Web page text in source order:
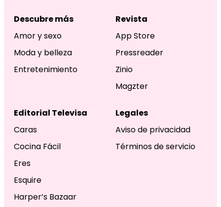
Descubre más
Amor y sexo
Moda y belleza
Entretenimiento
Revista
App Store
Pressreader
Zinio
Magzter
Editorial Televisa
Caras
Cocina Fácil
Eres
Esquire
Harper’s Bazaar
Legales
Aviso de privacidad
Términos de servicio